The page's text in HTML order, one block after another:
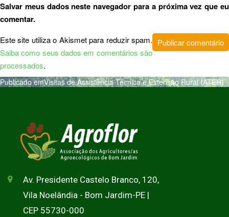
Salvar meus dados neste navegador para a próxima vez que eu
comentar.
Este site utiliza o Akismet para reduzir spam.
Saiba como seus dados em comentários são
processados.
Publicado emVisitas de Assistência Técnica e Extensão Rural (ATER)
Av. Presidente Castelo Branco, 120,
Vila Noelândia - Bom Jardim-PE |
CEP 55730-000